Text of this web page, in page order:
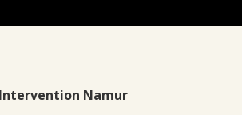
Intervention Namur